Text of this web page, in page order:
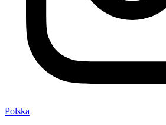
Polska